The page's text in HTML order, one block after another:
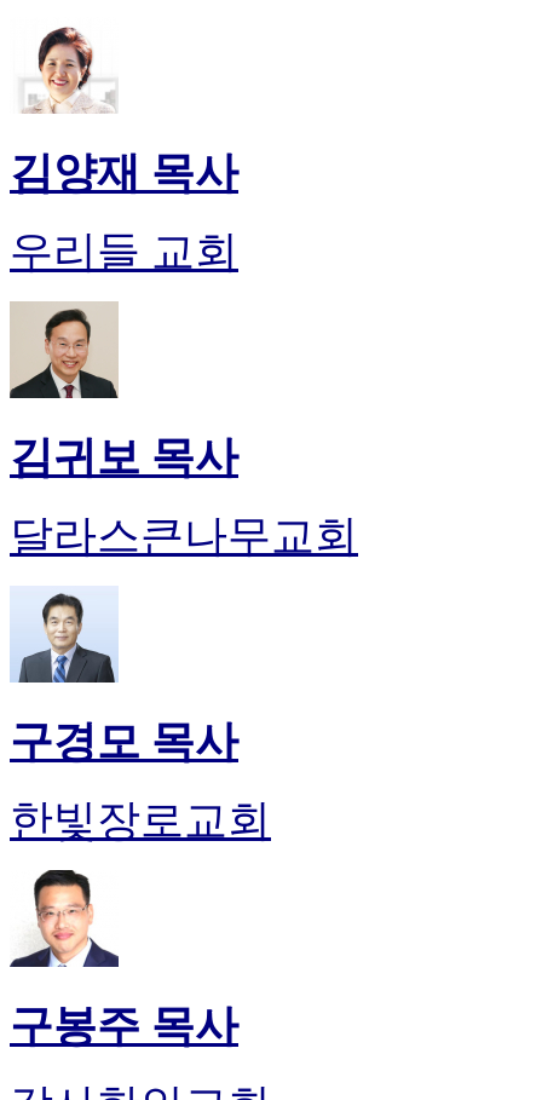
김양재 목사
우리들 교회
김귀보 목사
달라스큰나무교회
구경모 목사
한빛장로교회
구봉주 목사